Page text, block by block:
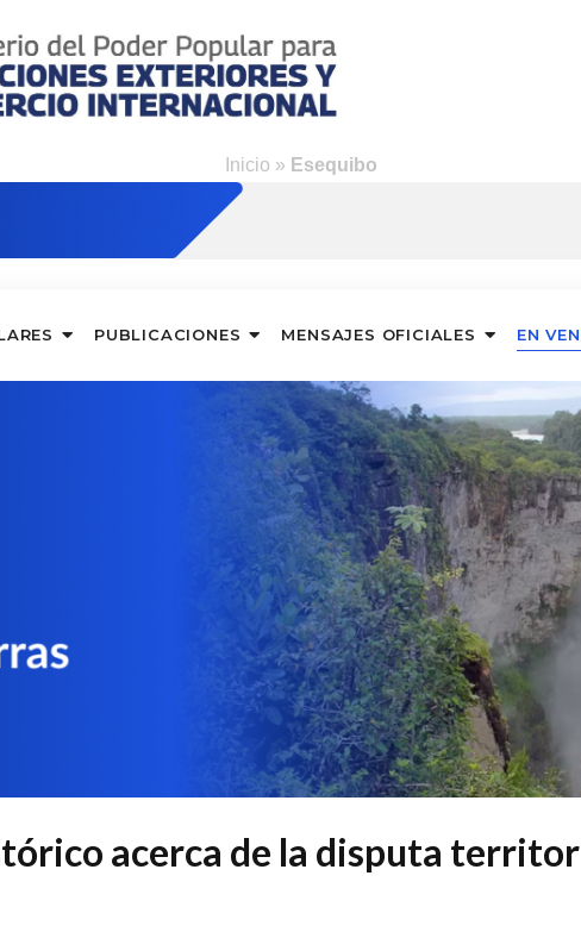
Inicio » Esequibo
PUBLICACIONES MENSAJES OFICIALES EN
acerca de la disputa